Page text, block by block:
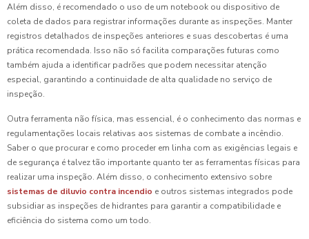
Além disso, é recomendado o uso de um notebook ou dispositivo de
coleta de dados para registrar informações durante as inspeções. Manter
registros detalhados de inspeções anteriores e suas descobertas é uma
prática recomendada. Isso não só facilita comparações futuras como
também ajuda a identificar padrões que podem necessitar atenção
especial, garantindo a continuidade de alta qualidade no serviço de
inspeção.
Outra ferramenta não física, mas essencial, é o conhecimento das normas e
regulamentações locais relativas aos sistemas de combate a incêndio.
Saber o que procurar e como proceder em linha com as exigências legais e
de segurança é talvez tão importante quanto ter as ferramentas físicas para
realizar uma inspeção. Além disso, o conhecimento extensivo sobre
sistemas de diluvio contra incendio e outros sistemas integrados pode
subsidiar as inspeções de hidrantes para garantir a compatibilidade e
eficiência do sistema como um todo.